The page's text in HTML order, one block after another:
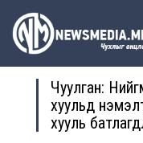
Чуулган:
хуульд
хууль